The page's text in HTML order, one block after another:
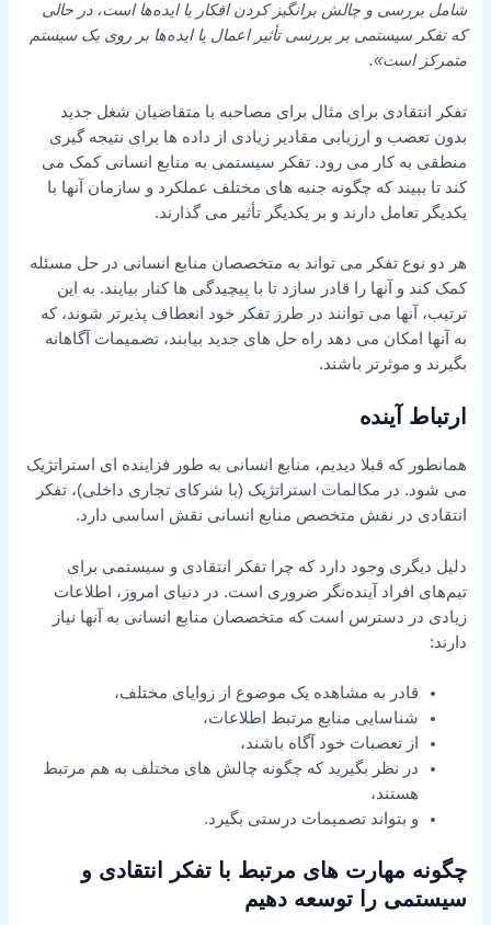
شامل بررسی و چالش برانگیز کردن افکار یا ایده‌ها است، در حالی
که تفکر سیستمی بر بررسی تأثیر اعمال یا ایده‌ها بر روی یک سیستم
متمرکز است».
تفکر انتقادی برای مثال برای مصاحبه با متقاضیان شغل جدید
بدون تعصب و ارزیابی مقادیر زیادی از داده ها برای نتیجه گیری
منطقی به کار می رود. تفکر سیستمی به منابع انسانی کمک می
کند تا ببیند که چگونه جنبه های مختلف عملکرد و سازمان آنها با
یکدیگر تعامل دارند و بر یکدیگر تأثیر می گذارند.
هر دو نوع تفکر می تواند به متخصصان منابع انسانی در حل مسئله
کمک کند و آنها را قادر سازد تا با پیچیدگی ها کنار بیایند. به این
ترتیب، آنها می توانند در طرز تفکر خود انعطاف پذیرتر شوند، که
به آنها امکان می دهد راه حل های جدید بیابند، تصمیمات آگاهانه
بگیرند و موثرتر باشند.
ارتباط آینده
همانطور که قبلا دیدیم، منابع انسانی به طور فزاینده ای استراتژیک
می شود. در مکالمات استراتژیک (با شرکای تجاری داخلی)، تفکر
انتقادی در نقش متخصص منابع انسانی نقش اساسی دارد.
دلیل دیگری وجود دارد که چرا تفکر انتقادی و سیستمی برای
تیم‌های افراد آینده‌نگر ضروری است. در دنیای امروز، اطلاعات
زیادی در دسترس است که متخصصان منابع انسانی به آنها نیاز
دارند:
قادر به مشاهده یک موضوع از زوایای مختلف،
شناسایی منابع مرتبط اطلاعات،
از تعصبات خود آگاه باشند،
در نظر بگیرید که چگونه چالش های مختلف به هم مرتبط
هستند،
و بتواند تصمیمات درستی بگیرد.
چگونه مهارت های مرتبط با تفکر انتقادی و
سیستمی را توسعه دهیم